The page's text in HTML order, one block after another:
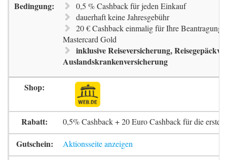
0,5 % Cashback für jeden Einkauf
dauerhaft keine Jahresgebühr
20 € Cashback einmalig für Ihre Beantragung
Mastercard Gold
inklusive Reiseversicherung,
Auslandskrankenversicherung
0,5% Cashback + 20 Euro Cashback für die erste
Aktionsseite anzeigen